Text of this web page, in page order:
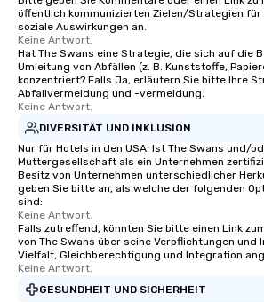
style—our workshops combine tricks
with actionable insights that resonate
long after the applause. Whether
you're looking to reenergize your
team, celebrate milestones, or simply
offer something unique, Fun Corporate
Magic delivers with charm, elegance,
and creativity. With a show
customized to your goals, your team
will walk away inspired, unified, and
ready to create their own magic in the
workplace. *** Let's create Magic
Together! *** Contact us now to learn
more about our program and prices.
öffentlich kommunizierten Zielen/Strategien
soziale Auswirkungen an.
Keine Antwort.
Hat The Swans eine Strategie, die sich auf die
Umleitung von Abfällen (z. B. Kunststoffe,
konzentriert? Falls Ja, erläutern Sie bitte Ihre
Abfallvermeidung und -vermeidung.
Keine Antwort.
DIVERSITÄT UND INKLUSION
Nur für Hotels in den USA: Ist The Swans und/
Muttergesellschaft als ein Unternehmen
Besitz von Unternehmen unterschiedlicher
geben Sie bitte an, als welche der folgenden
sind:
Keine Antwort.
Falls zutreffend, könnten Sie bitte einen Link
von The Swans über seine Verpflichtungen und
Vielfalt, Gleichberechtigung und Integration
Keine Antwort.
GESUNDHEIT UND SICHERHEIT